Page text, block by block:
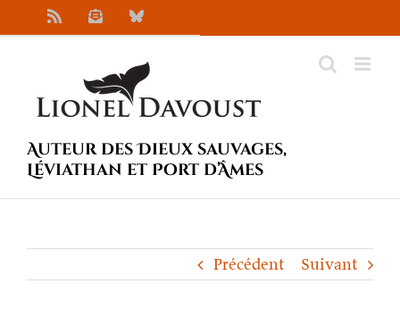
au
NewsletterBluesky
Auteur des Dieux sauvages,
Léviathan et Port d’Âmes
Précédent Suivant